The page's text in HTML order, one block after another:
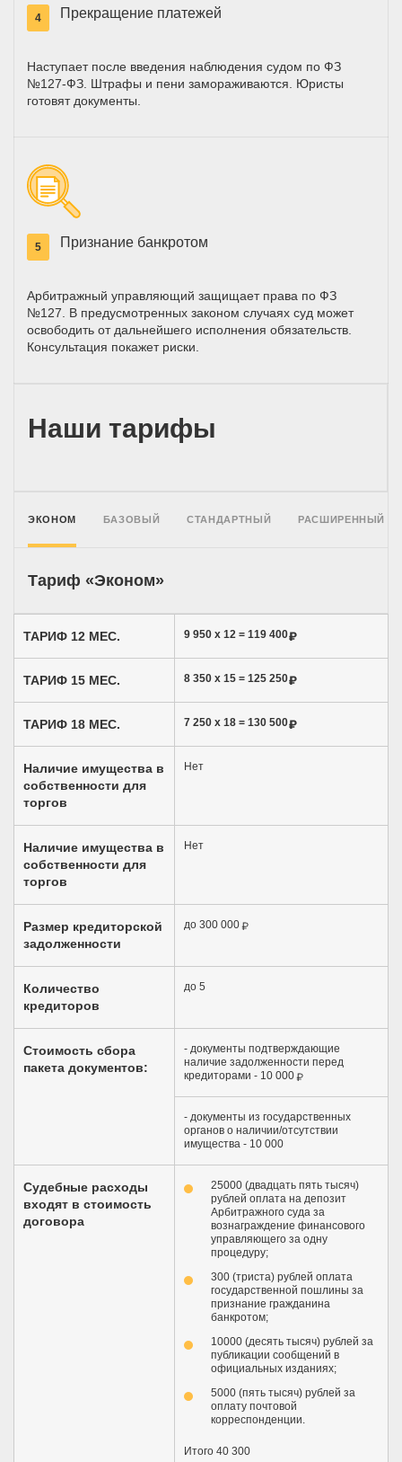
4 Прекращение платежей
Наступает после введения наблюдения судом по ФЗ
№127-ФЗ. Штрафы и пени замораживаются. Юристы
готовят документы.
5 Признание банкротом
Арбитражный управляющий защищает права по ФЗ
№127. В предусмотренных законом случаях суд может
освободить от дальнейшего исполнения обязательств.
Консультация покажет риски.
Наши тарифы
ЭКОНОМ БАЗОВЫЙ СТАНДАРТНЫЙ РАСШИРЕННЫЙ
Тариф «Эконом»
ТАРИФ 12 МЕС. 9 950 x 12 = 119 400
ТАРИФ 15 МЕС. 8 350 x 15 = 125 250
ТАРИФ 18 МЕС. 7 250 x 18 = 130 500
Наличие имущества в
собственности для
торгов
Нет
Наличие имущества в
собственности для
торгов
Нет
Размер кредиторской
задолженности
до 300 000
Количество
кредиторов
до 5
Стоимость сбора
пакета документов:
- документы подтверждающие
наличие задолженности перед
кредиторами - 10 000
- документы из государственных
органов о наличии/отсутствии
имущества - 10 000
Судебные расходы
входят в стоимость
договора
25000 (двадцать пять тысяч)
рублей оплата на депозит
Арбитражного суда за
вознаграждение финансового
управляющего за одну
процедуру;
300 (триста) рублей оплата
государственной пошлины за
признание гражданина
банкротом;
10000 (десять тысяч) рублей за
публикации сообщений в
официальных изданиях;
5000 (пять тысяч) рублей за
оплату почтовой
корреспонденции.
Итого 40 300